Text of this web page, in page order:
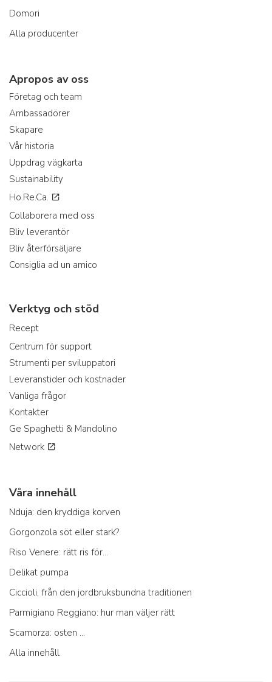
Domori
Alla producenter
Apropos av oss
Företag och team
Ambassadörer
Skapare
Vår historia
Uppdrag vägkarta
Sustainability
Ho.Re.Ca.
Collaborera med oss
Bliv leverantör
Bliv återförsäljare
Consiglia ad un amico
Verktyg och stöd
Recept
Centrum för support
Strumenti per sviluppatori
Leveranstider och kostnader
Vanliga frågor
Kontakter
Ge Spaghetti & Mandolino
Network
Våra innehåll
Nduja: den kryddiga korven
Gorgonzola söt eller stark?
Riso Venere: rätt ris för...
Delikat pumpa
Ciccioli, från den jordbruksbundna traditionen
Parmigiano Reggiano: hur man väljer rätt
Scamorza: osten ...
Alla innehåll